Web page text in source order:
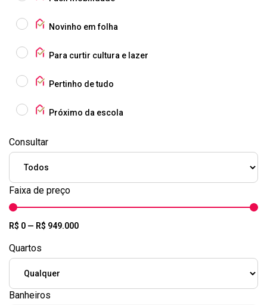
Novinho em folha
Para curtir cultura e lazer
Pertinho de tudo
Próximo da escola
Consultar
Faixa de preço
R$ 0 — R$ 949.000
Quartos
Banheiros